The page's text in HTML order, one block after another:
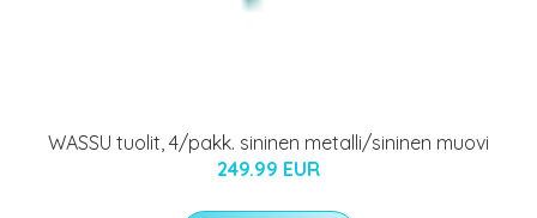
WASSU tuolit, 4/pakk. sininen metalli/sininen muovi
249.99 EUR